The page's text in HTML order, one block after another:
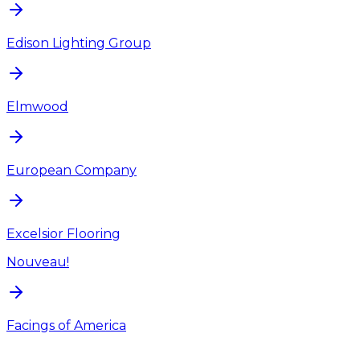
Edison Lighting Group
Elmwood
European Company
Excelsior Flooring
Nouveau!
Facings of America